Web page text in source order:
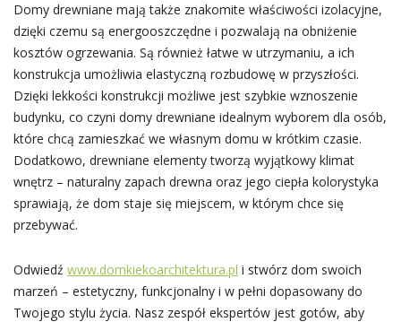
Domy drewniane mają także znakomite właściwości izolacyjne,
dzięki czemu są energooszczędne i pozwalają na obniżenie
kosztów ogrzewania. Są również łatwe w utrzymaniu, a ich
konstrukcja umożliwia elastyczną rozbudowę w przyszłości.
Dzięki lekkości konstrukcji możliwe jest szybkie wznoszenie
budynku, co czyni domy drewniane idealnym wyborem dla osób,
które chcą zamieszkać we własnym domu w krótkim czasie.
Dodatkowo, drewniane elementy tworzą wyjątkowy klimat
wnętrz – naturalny zapach drewna oraz jego ciepła kolorystyka
sprawiają, że dom staje się miejscem, w którym chce się
przebywać.
Odwiedź www.domkiekoarchitektura.pl i stwórz dom swoich
marzeń – estetyczny, funkcjonalny i w pełni dopasowany do
Twojego stylu życia. Nasz zespół ekspertów jest gotów, aby